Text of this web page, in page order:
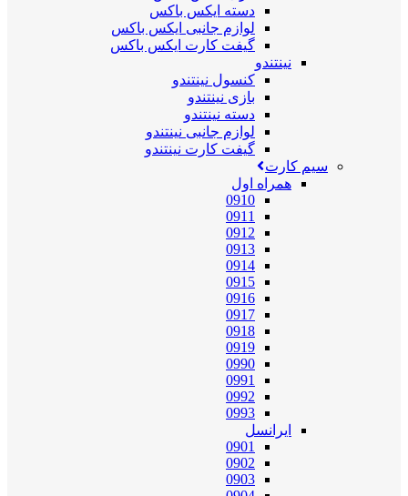
دسته ایکس باکس
لوازم جانبی ایکس باکس
گیفت کارت ایکس باکس
نینتندو
کنسول نینتندو
بازی نینتندو
دسته نینتندو
لوازم جانبی نینتندو
گیفت کارت نینتندو
سیم کارت
همراه اول
0910
0911
0912
0913
0914
0915
0916
0917
0918
0919
0990
0991
0992
0993
ایرانسل
0901
0902
0903